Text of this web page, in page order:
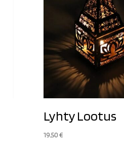
Lyhty Lootus
19,50€